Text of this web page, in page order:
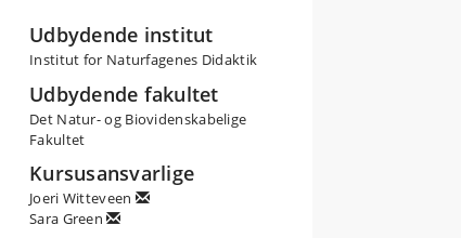
Udbydende institut
Institut for Naturfagenes Didaktik
Udbydende fakultet
Det Natur- og Biovidenskabelige
Fakultet
Kursusansvarlige
Joeri Witteveen
Sara Green